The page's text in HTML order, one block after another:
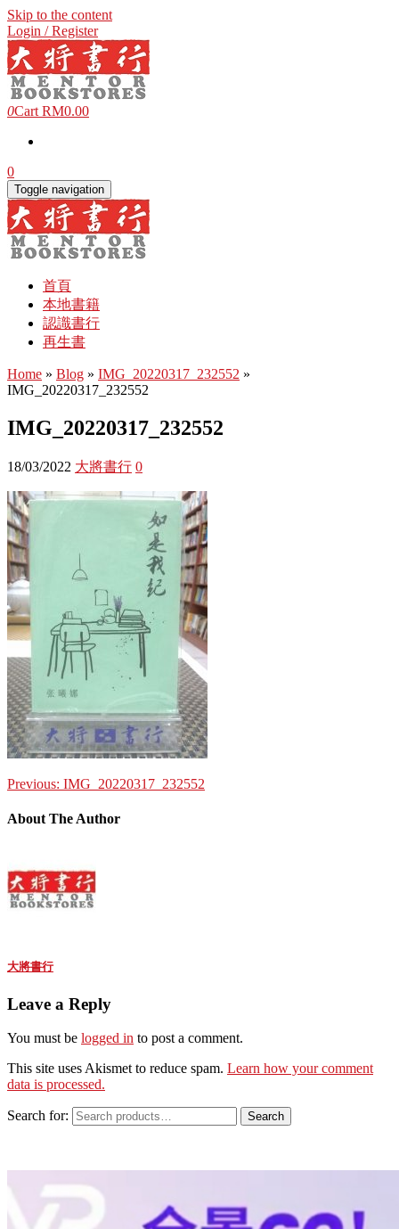
Skip to the content
Login / Register
0Cart RM0.00
0
Toggle navigation
首頁
本地書籍
認識書行
再生書
Home » Blog » IMG_20220317_232552 »
IMG_20220317_232552
IMG_20220317_232552
18/03/2022 大將書行 0
Previous: IMG_20220317_232552
About The Author
大將書行
Leave a Reply
You must be logged in to post a comment.
This site uses Akismet to reduce spam. Learn how your comment
data is processed.
Search for: Search